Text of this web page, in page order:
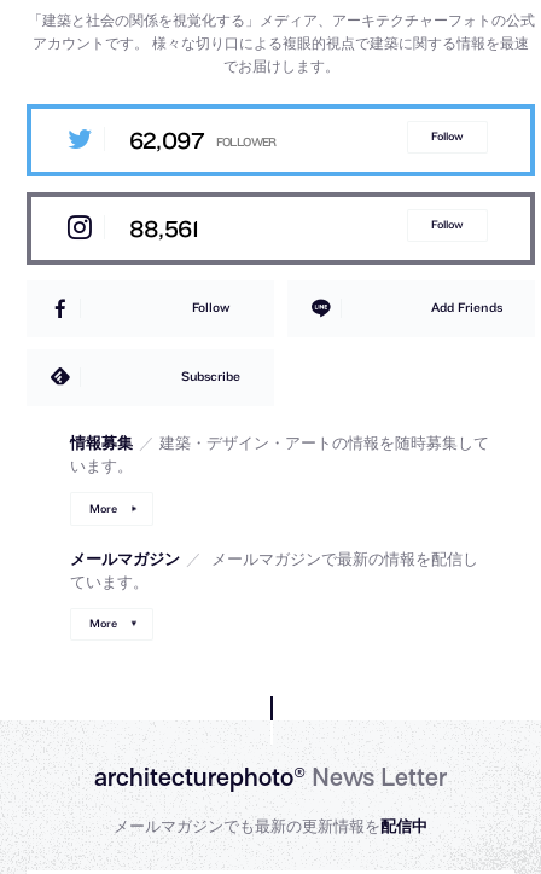
「建築と社会の関係を視覚化する」メディア、アーキテクチャーフォトの公式
アカウントです。様々な切り口による複眼的視点で建築に関する情報を最速
でお届けします。
62,097 Follow
88,561 Follow
Follow Add Friends
Subscribe
情報募集 ／ 建築・デザイン・アートの情報を随時募集して
います。
More
メールマガジン ／
メールマガジンで最新の情報を配信し
ています。
More
architecturephoto®News Letter
メールマガジンでも最新の更新情報を配信中